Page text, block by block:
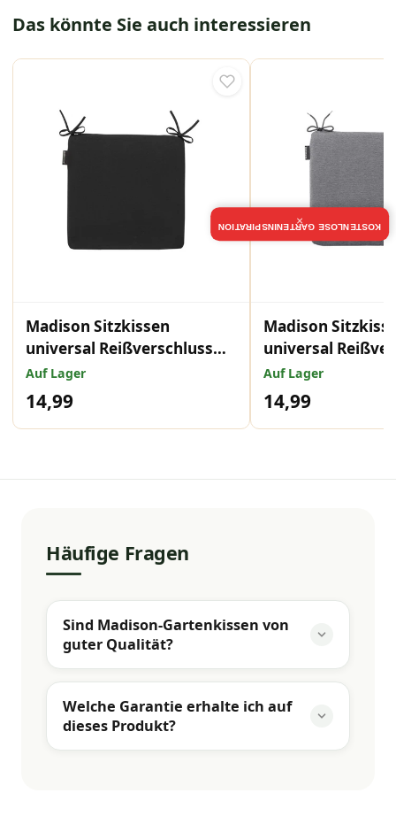
Das könnte Sie auch interessieren
Madison Sitzkissen
universal Reißverschluss
40x40cm Panama Schwarz
Auf Lager
14,99
Madison
universal
40x40cm
Auf Lager
14,99
Häufige Fragen
Sind Madison-Gartenkissen von
guter Qualität?
Welche Garantie erhalte ich auf
dieses Produkt?
KOSTENLOSE GARTENINSPIRATION
×